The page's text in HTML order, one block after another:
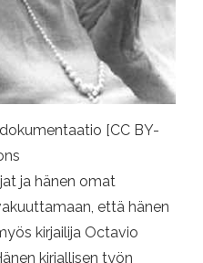
[CC BY-
ja hänen omat
että hänen
kirjailija Octavio
kirjallisen työn